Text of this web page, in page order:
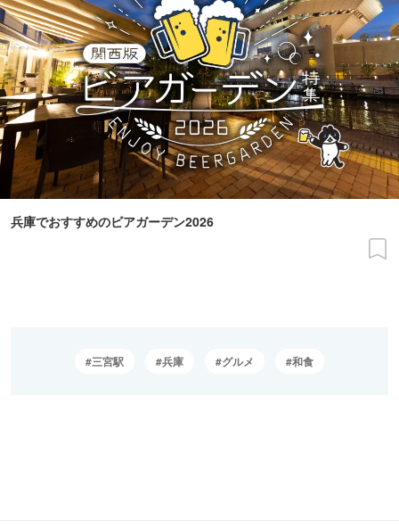
兵庫でおすすめのビアガーデン2026
三宮駅 兵庫 グルメ 和食